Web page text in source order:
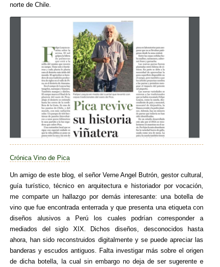
norte de Chile.
Crónica Vino de Pica
Un amigo de este blog, el señor Verne Angel Butrón, gestor cultural,
guía turístico, técnico en arquitectura e historiador por vocación,
me comparte un hallazgo por demás interesante: una botella de
vino que fue encontrada enterrada y que presenta una etiqueta con
diseños alusivos a Perú los cuales podrían corresponder a
mediados del siglo XIX. Dichos diseños, desconocidos hasta
ahora, han sido reconstruidos digitalmente y se puede apreciar las
banderas y escudos antiguos. Falta investigar más sobre el origen
de dicha botella, la cual sin embargo no deja de ser sugerente e